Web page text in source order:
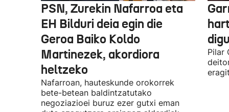
PSN, Zurekin Nafarroa eta
EH Bilduri deia egin die
Geroa Baiko Koldo
Martinezek, akordiora
heltzeko
Nafarroan, hauteskunde orokorrek
bete-betean baldintzatutako
negoziazioei buruz ezer gutxi eman
Pilar